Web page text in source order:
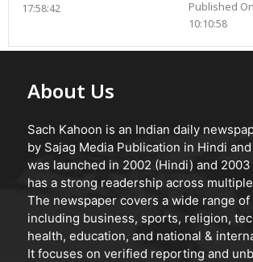
17:58:42
Published
10:10:58
About Us
Sach Kahoon is an Indian daily
by Sajag Media Publication in Hindi
was launched in 2002 (Hindi) and
has a strong readership across
The newspaper covers a wide range of
including business, sports, religion,
health, education, and national &
It focuses on verified reporting and